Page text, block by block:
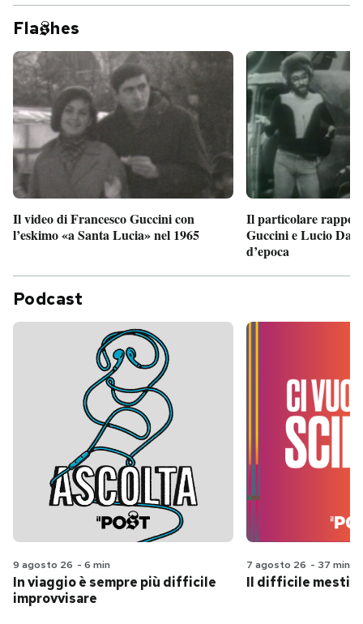
Fla hes
Il video di Francesco Guccini con
l’eskimo «a Santa Lucia» nel 1965
Il particolare
Guccini e Lucio
d’epoca
Podcast
9 agosto 26 - 6 min
In viaggio è sempre più difficile
improvvisare
7 agosto 26 - 37 min
Il difficile